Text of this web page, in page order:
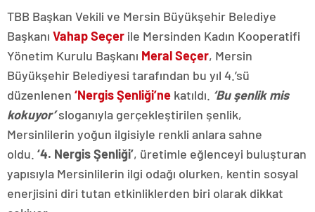
TBB Başkan Vekili ve Mersin Büyükşehir Belediye
Başkanı Vahap Seçer ile Mersinden Kadın Kooperatifi
Yönetim Kurulu Başkanı Meral Seçer, Mersin
Büyükşehir Belediyesi tarafından bu yıl 4.’sü
düzenlenen ‘Nergis Şenliği’ne katıldı. ‘Bu şenlik mis
kokuyor’sloganıyla gerçekleştirilen şenlik,
Mersinlilerin yoğun ilgisiyle renkli anlara sahne
oldu. ‘4. Nergis Şenliği’, üretimle eğlenceyi buluşturan
yapısıyla Mersinlilerin ilgi odağı olurken, kentin sosyal
enerjisini diri tutan etkinliklerden biri olarak dikkat